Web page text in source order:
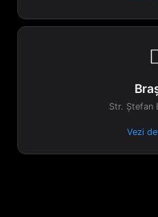
Str. Ștefan
Vezi